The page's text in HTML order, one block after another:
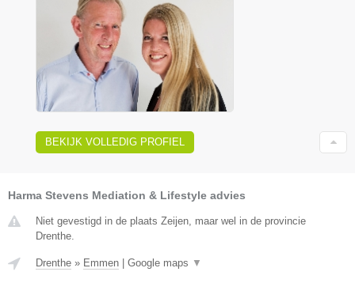
BEKIJK VOLLEDIG PROFIEL
Harma Stevens Mediation & Lifestyle advies
Niet gevestigd in de plaats Zeijen, maar wel in de provincie
Drenthe.
Drenthe » Emmen Google maps ▼